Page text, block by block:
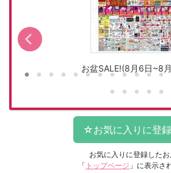
お盆SALE!(8月6日~8
お気に入りに登録したお
「 トップページ 」に表示さ